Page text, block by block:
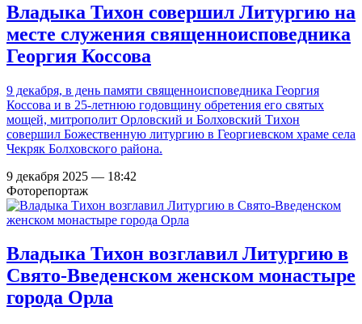
Владыка Тихон совершил Литургию на
месте служения священноисповедника
Георгия Коссова
9 декабря, в день памяти священноисповедника Георгия
Коссова и в 25-летнюю годовщину обретения его святых
мощей, митрополит Орловский и Болховский Тихон
совершил Божественную литургию в Георгиевском храме села
Чекряк Болховского района.
9 декабря 2025 — 18:42
Фоторепортаж
Владыка Тихон возглавил Литургию в
Свято-Введенском женском монастыре
города Орла